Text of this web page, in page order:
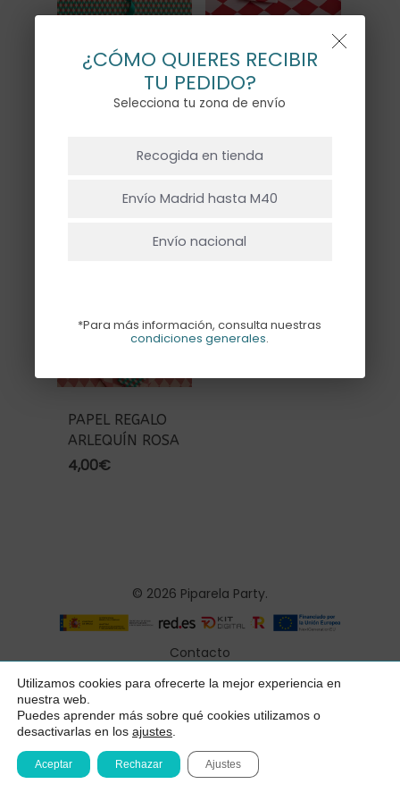
Subtotal: 0,00
Ver Carrito
PAPEL REGALO
PAPEL REGALO
4,00 €
PAPEL REGALO
ARLEQUÍN ROSA
4,00€
© 2026 Piparela Party.
Contacto
Aviso legal
Política de privacidad
Condiciones generales
Declaración de accesibilidad
Utilizamos cookies para ofrecerte la mejor experiencia en
nuestra web.
Puedes aprender más sobre qué cookies utilizamos o
desactivarlas en los ajustes
Aceptar Rechazar Ajustes
¿CÓMO QUIERES RECIBIR
TU PEDIDO?
Selecciona tu zona de envío
Recogida en tienda
Envío Madrid hasta M40
Envío nacional
*Para más información, consulta nuestras
condiciones generales.